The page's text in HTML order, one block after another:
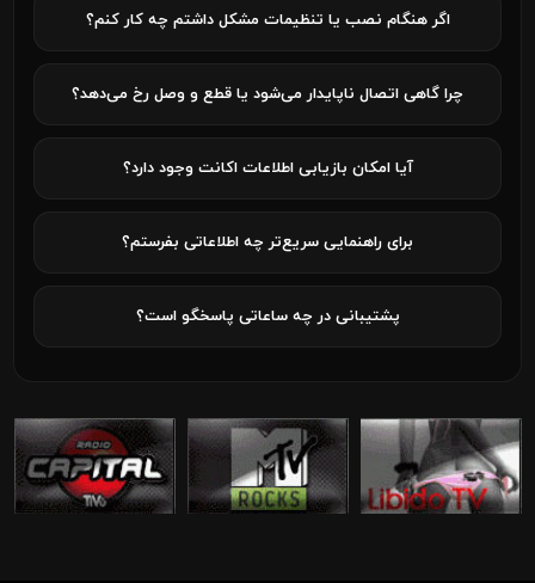
اگر هنگام نصب یا تنظیمات مشکل داشتم چه کار کنم؟
چرا گاهی اتصال ناپایدار می‌شود یا قطع و وصل رخ می‌دهد؟
آیا امکان بازیابی اطلاعات اکانت وجود دارد؟
برای راهنمایی سریع‌تر چه اطلاعاتی بفرستم؟
پشتیبانی در چه ساعاتی پاسخگو است؟